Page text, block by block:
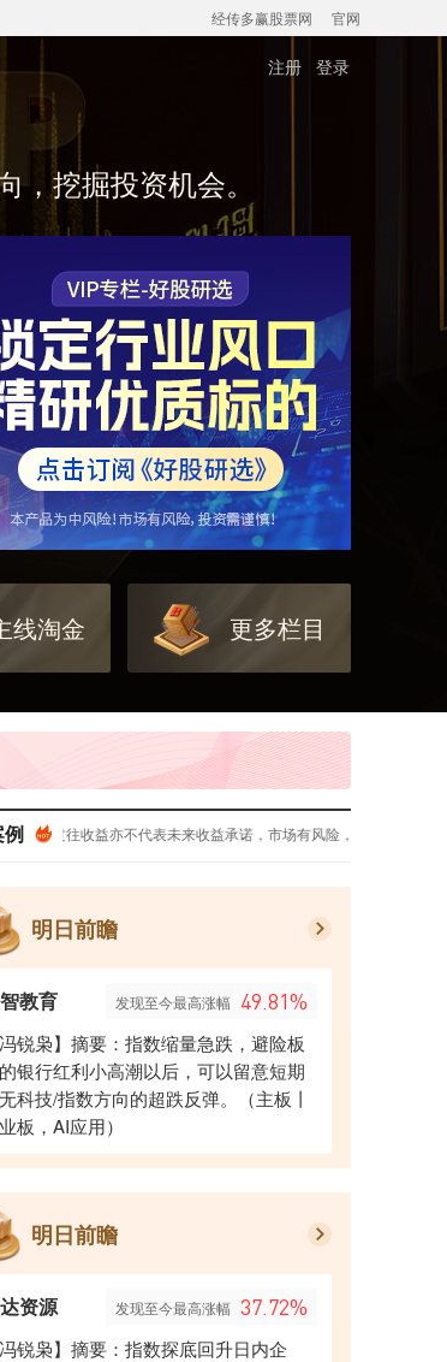
经传多赢股票网 官网
注册 登录
挖掘投资机会。
线淘金 更多栏目
例过往收益亦不代表未来收益承诺，市场有风险，投资需谨慎！
明日前瞻
教育 发现至今最高涨幅 49.81%
冯锐枭】摘要：指数缩量急跌，避险板
银行红利小高潮以后，可以留意短期
科技/指数方向的超跌反弹。（主板丨
板，AI应用）
明日前瞻
资源 发现至今最高涨幅 37.72%
冯锐枭】摘要：指数探底回升日内企